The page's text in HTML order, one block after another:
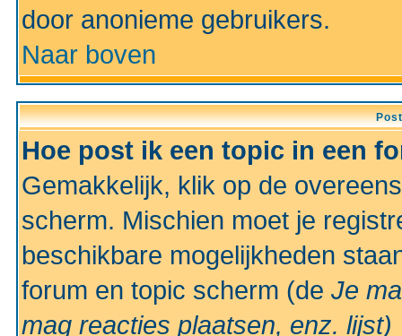
door anonieme gebruikers.
Naar boven
Hoe post ik een topic in een
Gemakkelijk, klik op de
scherm. Mischien moet je
beschikbare mogelijkheden
forum en topic scherm (de Je
mag reacties plaatsen, enz. lijst)